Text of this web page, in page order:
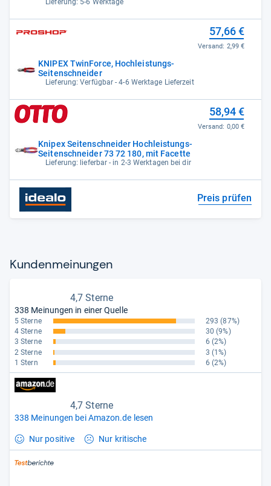
72 180
KNIPEX TwinForce, Hochleistungs-
Seitenschneider
Lieferung: Verfügbar - 4-6 Werktage Lieferzeit
57,66 €
Versand: 2,99 €
Knipex Seitenschneider Hochleistungs-
Seitenschneider 73 72 180, mit Facette
Lieferung: lieferbar - in 2-3 Werktagen bei dir
58,94 €
Versand: 0,00 €
Preis prüfen
Kun­den­mei­nun­gen
4,7 Sterne
338 Meinungen in einer Quelle
5 Sterne 293 (87%)
4 Sterne
30 (9%)
3 Sterne
6 (2%)
2 Sterne
3 (1%)
1 Stern
6 (2%)
4,7 Sterne
338 Meinungen bei Amazon.de lesen
Nur positive Nur kritische